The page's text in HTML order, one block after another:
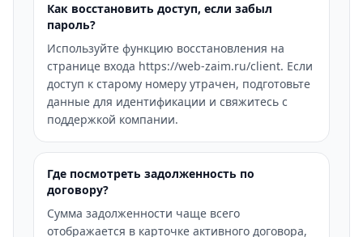
Как восстановить доступ, если забыл
пароль?
Используйте функцию восстановления на
странице входа https://web-zaim.ru/client. Если
доступ к старому номеру утрачен, подготовьте
данные для идентификации и свяжитесь с
поддержкой компании.
Где посмотреть задолженность по
договору?
Сумма задолженности чаще всего
отображается в карточке активного договора,